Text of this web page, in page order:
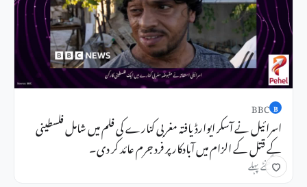
B
BBC
اسرائیل نے آسکر ایوارڈ یافتہ مغربی کنارے کی فلم میں شامل فلسطینی
کے قتل کے الزام میں آبادکار پر فرد جرم عائد کر دی۔
20 گھنٹے پہلے